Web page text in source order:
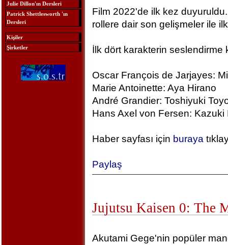
Julie Dillon'ın Dersleri
Patrick Shettlesworth 'ın
Dersleri
Kişiler
Şirketler
Film 2022'de ilk kez
rollere dair son gelişmeler ile ilk
İlk dört karakterin seslendirme
Oscar François de Jarjayes:
Marie Antoinette: Aya Hirano
André Grandier: Toshiyuki
Hans Axel von Fersen: Kazuki
Haber sayfası için buraya
Paylaş
Jujutsu Kaisen 0: The
Akutami Gege'nin popüler